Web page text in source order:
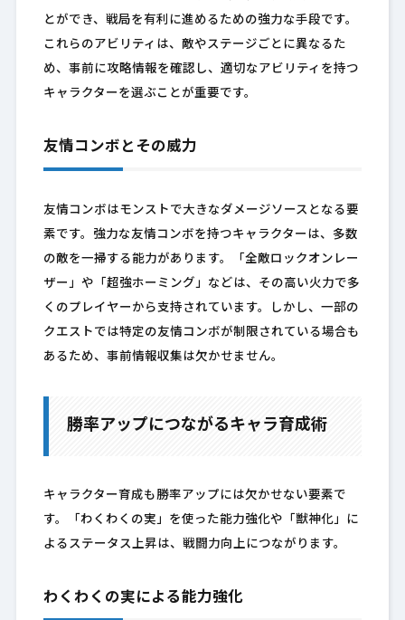
とができ、戦局を有利に進めるための強力な手段です。
これらのアビリティは、敵やステージごとに異なるた
め、事前に攻略情報を確認し、適切なアビリティを持つ
キャラクターを選ぶことが重要です。
友情コンボとその威力
友情コンボはモンストで大きなダメージソースとなる要
素です。強力な友情コンボを持つキャラクターは、多数
の敵を一掃する能力があります。「全敵ロックオンレー
ザー」や「超強ホーミング」などは、その高い火力で多
くのプレイヤーから支持されています。しかし、一部の
クエストでは特定の友情コンボが制限されている場合も
あるため、事前情報収集は欠かせません。
勝率アップにつながるキャラ育成術
キャラクター育成も勝率アップには欠かせない要素で
す。「わくわくの実」を使った能力強化や「獣神化」に
よるステータス上昇は、戦闘力向上につながります。
わくわくの実による能力強化